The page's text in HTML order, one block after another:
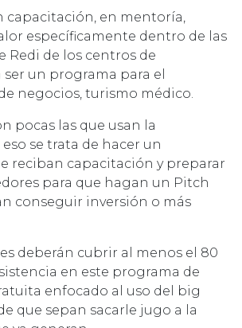
capacitación, en mentoría,
específicamente dentro de las
Redi de los centros de
un programa para el
negocios, turismo médico.
pocas las que usan la
se trata de hacer un
reciban capacitación y preparar
para que hagan un Pitch
conseguir inversión o más
deberán cubrir al menos el 80
en este programa de
enfocado al uso del big
que sepan sacarle jugo a la